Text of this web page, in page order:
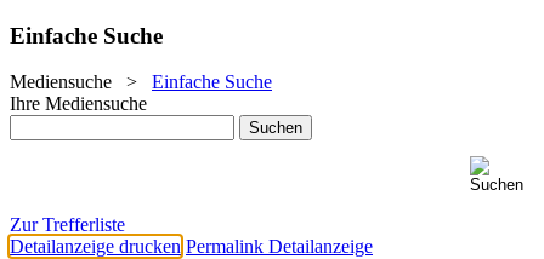
Einfache Suche
Mediensuche > Einfache Suche
Ihre Mediensuche
Zur Trefferliste
Detailanzeige drucken Permalink Detailanzeige